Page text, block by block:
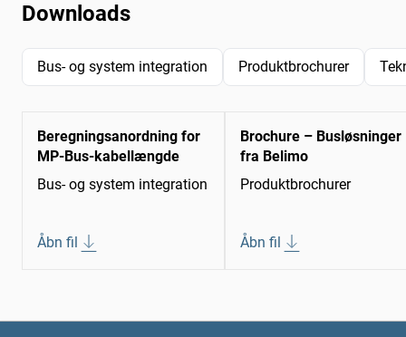
Downloads
Bus- og system integration Produktbrochurer
Beregningsanordning for
MP-Bus-kabellængde
Bus- og system integration
Åbn fil
Brochure – Busløsninger
fra Belimo
Produktbrochurer
Åbn fil